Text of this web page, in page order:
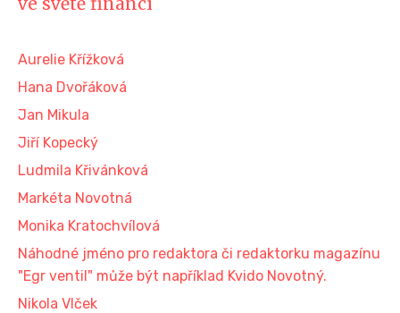
Aurelie Křížková
Hana Dvořáková
Jan Mikula
Jiří Kopecký
Ludmila Křivánková
Markéta Novotná
Monika Kratochvílová
Náhodné jméno pro redaktora či redaktorku magazínu
"Egr ventil" může být například Kvido Novotný.
Nikola Vlček